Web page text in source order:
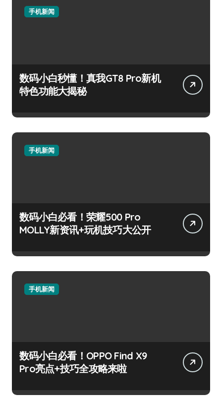
手机新闻
数码小白秒懂！真我GT8 Pro新机
特色功能大揭秘
手机新闻
数码小白必看！荣耀500 Pro
MOLLY新资讯+玩机技巧大公开
手机新闻
数码小白必看！OPPO Find X9
Pro亮点+技巧全攻略来啦